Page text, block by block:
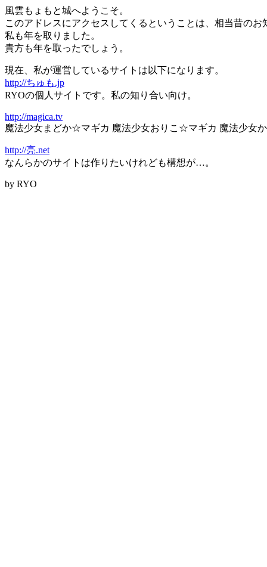
風雲もょもと城へようこそ。
このアドレスにアクセスしてくるということは、相当昔の
私も年を取りました。
貴方も年を取ったでしょう。
現在、私が運営しているサイトは以下になります。
http://ちゅも.jp
RYOの個人サイトです。私の知り合い向け。
http://magica.tv
魔法少女まどか☆マギカ 魔法少女おりこ☆マギカ 魔法少女
http://亮.net
なんらかのサイトは作りたいけれども構想が…。
by RYO